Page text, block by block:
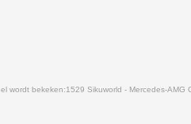
wordt bekeken:1529 Sikuworld - Mercedes-AMG